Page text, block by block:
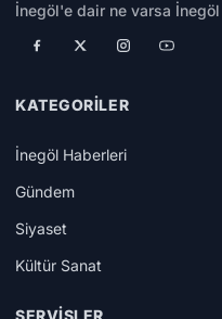
İnegöl'e dair ne varsa
KATEGORILER
İnegöl Haberleri
Gündem
Siyaset
Kültür Sanat